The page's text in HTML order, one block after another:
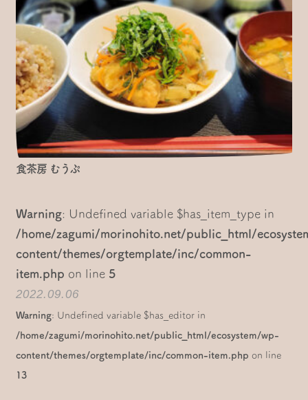
食茶房 むうぷ
Warning: Undefined variable $has_item_type in
/home/zagumi/morinohito.net/public_html/
content/themes/orgtemplate/inc/common-
item.php on line 5
2022.09.06
Warning: Undefined variable $has_editor in
/home/zagumi/morinohito.net/public_html/ecosystem/wp-
content/themes/orgtemplate/inc/common-item.php on line
13